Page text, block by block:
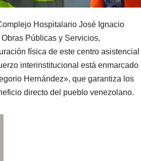
Hospitalario José Ignacio
Públicas y Servicios,
física de este centro asistencial
interinstitucional está enmarcado
Hernández», que garantiza los
directo del pueblo venezolano.